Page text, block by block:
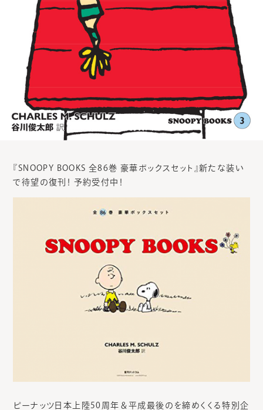
『SNOOPY BOOKS 全86巻 豪華ボックスセット』新たな装い
で待望の復刊！ 予約受付中！
ピーナッツ日本上陸50周年＆平成最後のを締めくくる特別企